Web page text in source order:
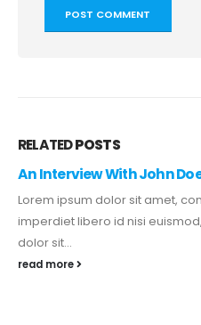
RELATEDPOSTS
An Interview With John
Lorem ipsum dolor sit amet,
imperdiet libero id nisi
dolor sit...
read more